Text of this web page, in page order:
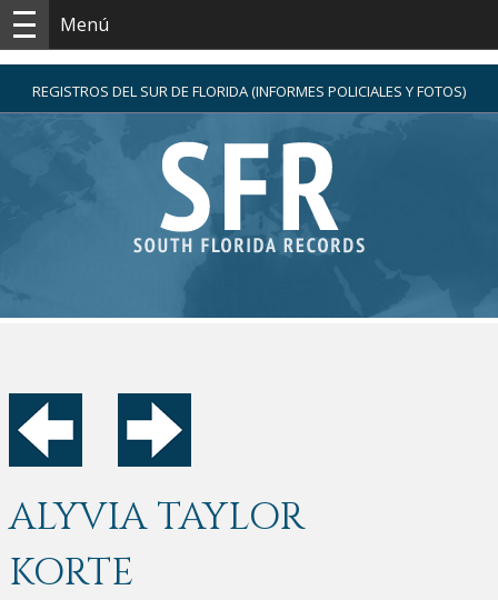
Menú
REGISTROS DEL SUR DE FLORIDA (INFORMES POLICIALES Y FOTOS)
ALYVIA TAYLOR
KORTE